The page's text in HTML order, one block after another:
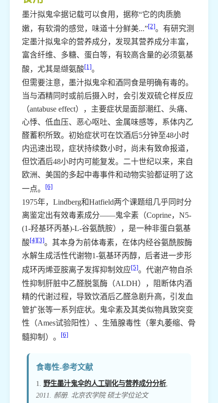
墨汁拟鬼伞据记载可以食用，据称“它的肉质脆
嫩，有软滑的感觉，味道十分鲜美...”[2]。有研究测
定墨汁拟鬼伞的营养成分，发现其营养成分丰富，
富含纤维、多糖、蛋白等，有较高含量的必须氨基
酸，尤其是缬氨酸[1]。
但需要注意，墨汁拟鬼伞和酒同食是明确有毒的。
当与酒精同时或前后摄入时，会引发双硫仑样反应
（antabuse effect），主要症状是面部潮红、头痛、
心悸、低血压、恶心呕吐、金属味感等，系体内乙
醛蓄积所致。初始症状可在饮酒后5分钟至48小时
内迅速出现，症状持续数小时，尚未有致命报道，
但饮酒后48小时内可能复发。二十世纪以来，来自
欧洲、美国的多起中毒事件和动物实验都证明了这
一点。
[6]
1975年，Lindberg和Hatfield两个课题组几乎同时分
离鉴定出有效毒素成分——鬼伞素（Coprine，N5-
(1-羟基环丙基)-L-谷氨酰胺），是一种非蛋白氨基
酸[4][3]。其本身为前体毒素，在体内经谷氨酰胺酶
水解生成活性代谢物1-氨基环丙醇，后者进一步形
成环丙烯亚胺离子发挥抑制效应[5]。代谢产物自杀
性抑制肝脏中乙醛脱氢酶（ALDH），阻断体内酒
精的代谢过程，导致饮酒后乙醛急剧升高，引发血
管扩张等一系列症状。鬼伞素及其类似物具致突变
性（Ames试验阳性）、生殖腺毒性（睾丸萎缩、骨
髓抑制）。
[6]
食毒性-参考文献
1. 野生墨汁鬼伞的人工驯化与营养成分分析,
2011. 郝册. 北京农学院 硕士学位论文